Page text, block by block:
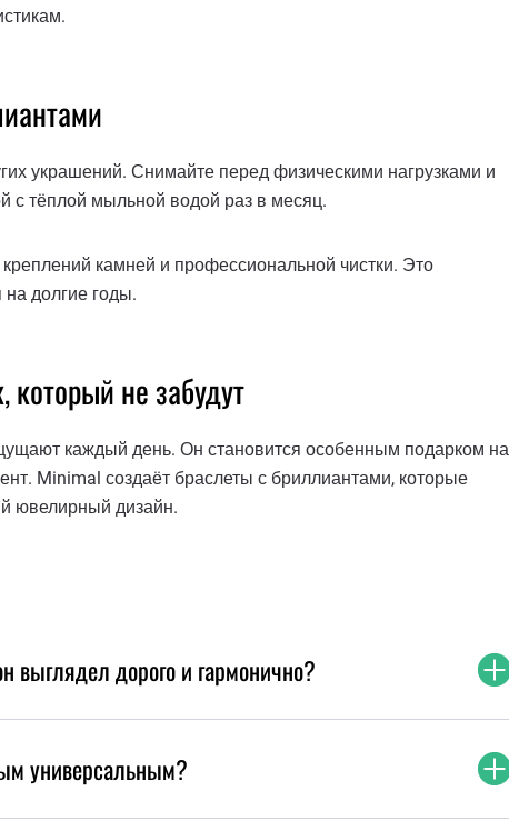
украшений. Снимайте перед физическими нагрузками и
с тёплой мыльной водой раз в месяц.
камней и профессиональной чистки. Это
на долгие годы.
не забудут
каждый день. Он становится особенным подарком на
Minimal создаёт браслеты с бриллиантами, которые
ювелирный дизайн.
выглядел дорого и гармонично?
универсальным?